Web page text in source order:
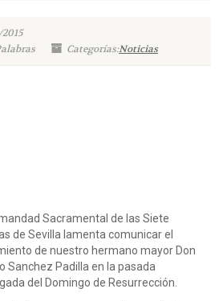
Categorías:Noticias
Sacramental de las Siete
de Sevilla lamenta comunicar el
de nuestro hermano mayor Don
Sanchez Padilla en la pasada
del Domingo de Resurrección.